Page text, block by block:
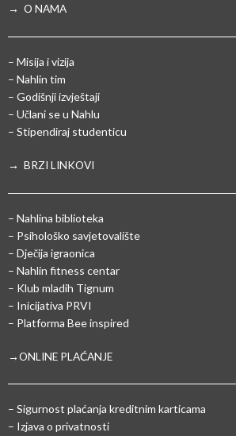
→ O NAMA
– Misija i vizija
– Nahlin tim
– Godišnji izvještaji
– Učlani se u Nahlu
– Stipendiraj studenticu
→ BRZI LINKOVI
– Nahlina biblioteka
– Psihološko savjetovalište
– Dječija igraonica
– Nahlin fitness centar
– Klub mladih Tignum
– Inicijativa PRVI
– Platforma Bee inspired
→ONLINE PLAĆANJE
– Sigurnost plaćanja kreditnim karticama
– Izjava o privatnosti